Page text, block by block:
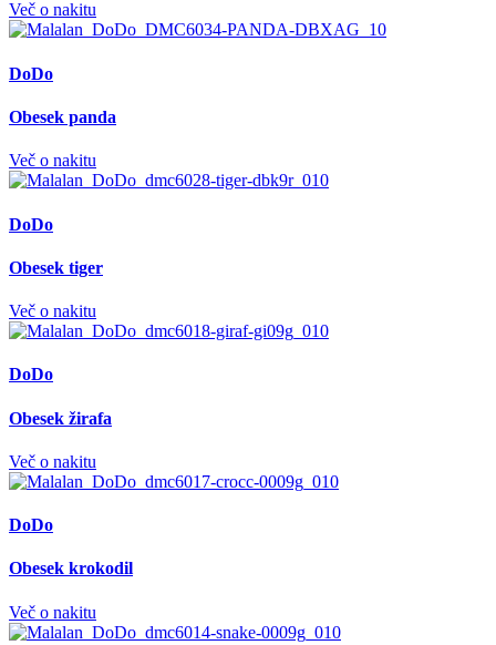
Več o nakitu
DoDo
Obesek panda
Več o nakitu
DoDo
Obesek tiger
Več o nakitu
DoDo
Obesek žirafa
Več o nakitu
DoDo
Obesek krokodil
Več o nakitu